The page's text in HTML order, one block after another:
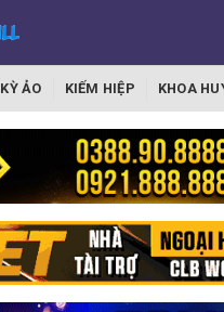
KỲ ẢO KIẾM HIỆP KHOA